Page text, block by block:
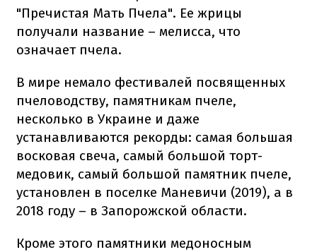
"Пречистая Мать Пчела". Ее жрицы
получали название – мелисса, что
означает пчела.
В мире немало фестивалей посвященных
пчеловодству, памятникам пчеле,
несколько в Украине и даже
устанавливаются рекорды: самая большая
восковая свеча, самый большой торт-
медовик, самый большой памятник пчеле,
установлен в поселке Маневичи (2019), а в
2018 году – в Запорожской области.
Кроме этого памятники медоносным